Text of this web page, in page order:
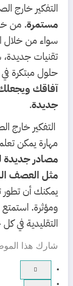
التفكير خارج
مستمرة. من
سواء من خلال
تقنيات
حلول مبتكرة
آفاقك ويجعلك
جديدة.
التفكير خارج
مهارة يمكن
مصادر جديدة
مثل العصف
يمكنك أن تطور
ومؤثرة.
التقليدية في
شارك هذا